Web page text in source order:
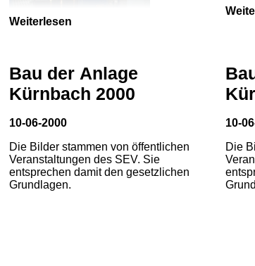
Weiterlesen
Bau der Anlage
Kürnbach 2000
10-06-2000
Die Bilder stammen von öffentlichen
Veranstaltungen des SEV. Sie
entsprechen damit den gesetzlichen
Grundlagen.
10-
Die